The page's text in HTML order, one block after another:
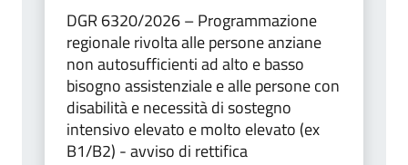
DGR 6320/2026 – Programmazione
regionale rivolta alle persone anziane
non autosufficienti ad alto e basso
bisogno assistenziale e alle persone con
disabilità e necessità di sostegno
intensivo elevato e molto elevato (ex
B1/B2) - avviso di rettifica